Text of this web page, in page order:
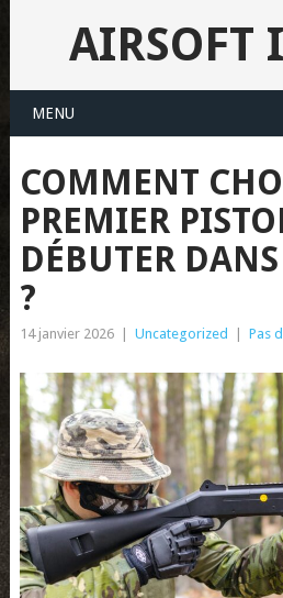
AIRSOFT
MENU
COMMENT
PREMIER
DÉBUTER
?
14 janvier 2026 Uncategorized Pas